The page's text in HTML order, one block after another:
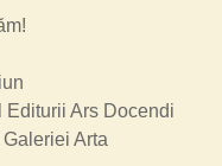
Editurii Ars Docendi
Arta